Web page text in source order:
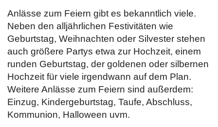
Anlässe zum Feiern gibt es bekanntlich viele.
Neben den alljährlichen Festivitäten wie
Geburtstag, Weihnachten oder Silvester stehen
auch größere Partys etwa zur Hochzeit, einem
runden Geburtstag, der goldenen oder silbernen
Hochzeit für viele irgendwann auf dem Plan.
Weitere Anlässe zum Feiern sind außerdem:
Einzug, Kindergeburtstag, Taufe, Abschluss,
Kommunion, Halloween uvm.